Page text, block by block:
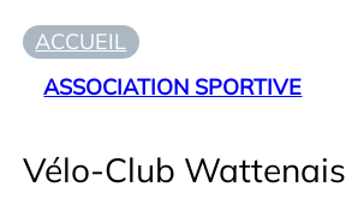
ACCUEIL
ASSOCIATION SPORTIVE
Vélo-Club Wattenais